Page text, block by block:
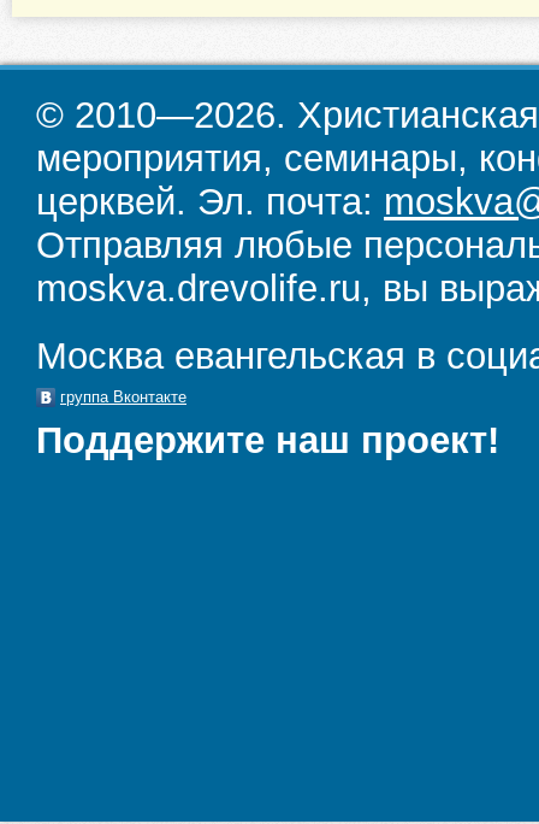
© 2010—2026.
мероприятия, семинары,
церквей. Эл. почта:
Отправляя любые
moskva.drevolife.ru, вы
Москва евангельская в
группа Вконтакте
Поддержите наш проект!